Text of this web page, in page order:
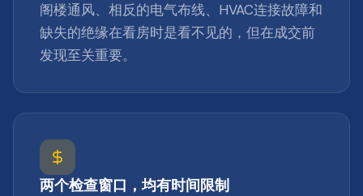
阁楼通风、相反的电气布线、HVAC连接故障和
缺失的绝缘在看房时是看不见的，但在成交前
发现至关重要。
两个检查窗口，均有时间限制